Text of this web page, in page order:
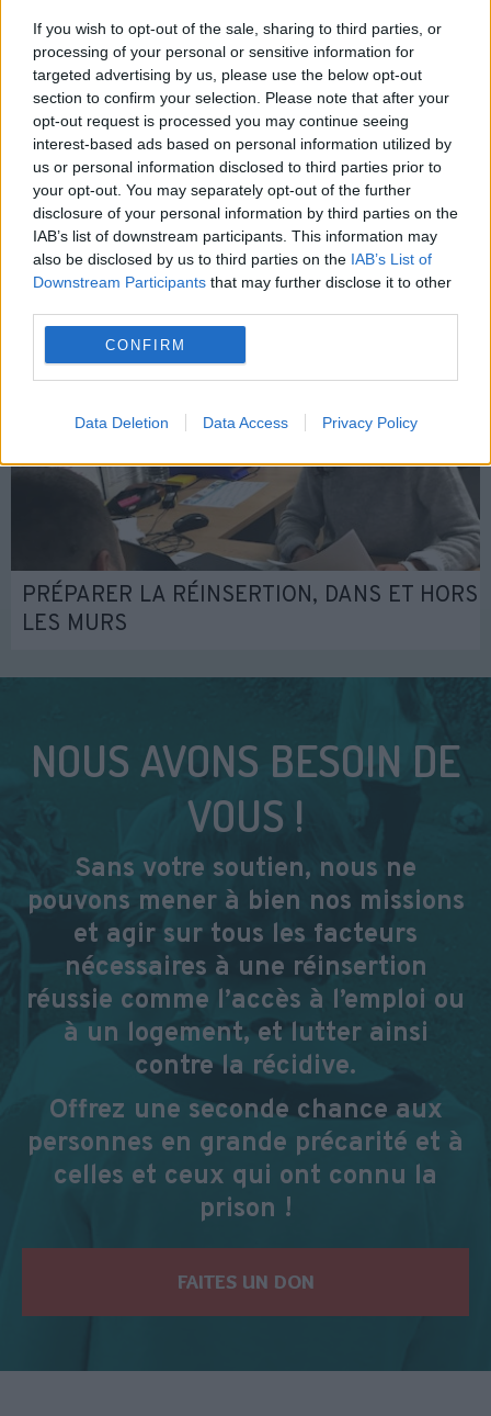
If you wish to opt-out of the sale, sharing to third parties, or
processing of your personal or sensitive information for
targeted advertising by us, please use the below opt-out
section to confirm your selection. Please note that after your
opt-out request is processed you may continue seeing
interest-based ads based on personal information utilized by
us or personal information disclosed to third parties prior to
your opt-out. You may separately opt-out of the further
disclosure of your personal information by third parties on the
IAB’s list of downstream participants. This information may
also be disclosed by us to third parties on the IAB’s List of
Downstream Participants that may further disclose it to other
CONFIRM
Data Deletion Data Access Privacy Policy
À DÉCOUVRIR AUSSI
Auto Bleue
PRÉPARER LA RÉINSERTION, DANS ET HORS
LES MURS
NOUS AVONS BESOIN DE
VOUS !
Sans votre soutien, nous ne
pouvons mener à bien nos missions
et agir sur tous les facteurs
nécessaires à une réinsertion
réussie comme l’accès à l’emploi ou
à un logement, et lutter ainsi
contre la récidive.
Offrez une seconde chance aux
personnes en grande précarité et à
celles et ceux qui ont connu la
prison !
FAITES UN DON